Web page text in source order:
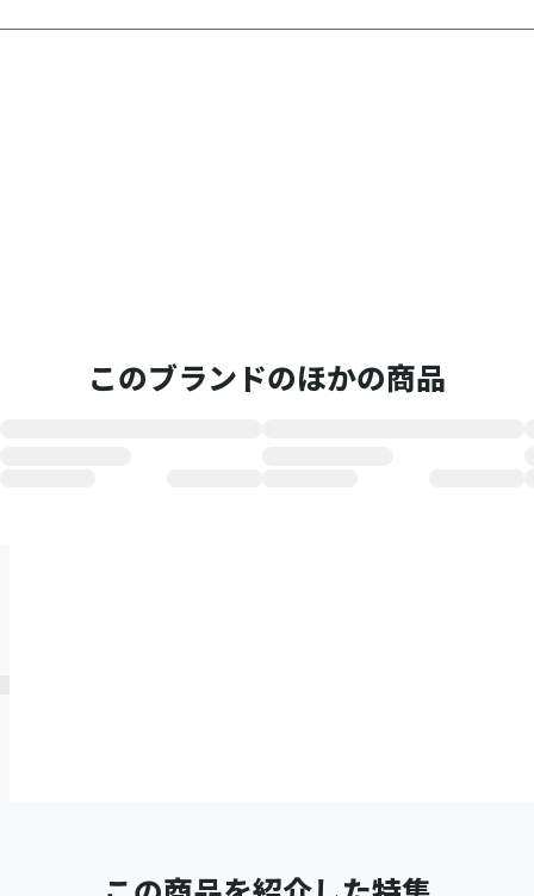
このブランドのほかの商品